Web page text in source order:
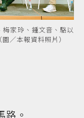
梅家玲、鍾文音、駱以
／本報資料照片）
。